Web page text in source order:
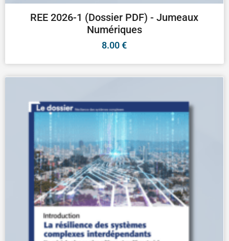
REE 2026-1 (Dossier PDF) - Jumeaux
Numériques
8.00€